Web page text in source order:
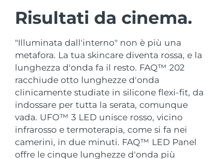
Risultati da cinema.
"Illuminata dall'interno" non è più una
metafora. La tua skincare diventa rossa, e la
lunghezza d'onda fa il resto. FAQ™ 202
racchiude otto lunghezze d'onda
clinicamente studiate in silicone flexi-fit, da
indossare per tutta la serata, comunque
vada. UFO™ 3 LED unisce rosso, vicino
infrarosso e termoterapia, come si fa nei
camerini, in due minuti. FAQ™ LED Panel
offre le cinque lunghezze d'onda più
POPOLARE
Offerte speciali Bestseller
Terapia a luce rossa
Spagna Consegna stimata8/9/26
Australia Consegna stimata
Francia Consegna stimata
Germania Consegna stimata
Canada Consegna stimata8/13/26
Australia Consegna stimata